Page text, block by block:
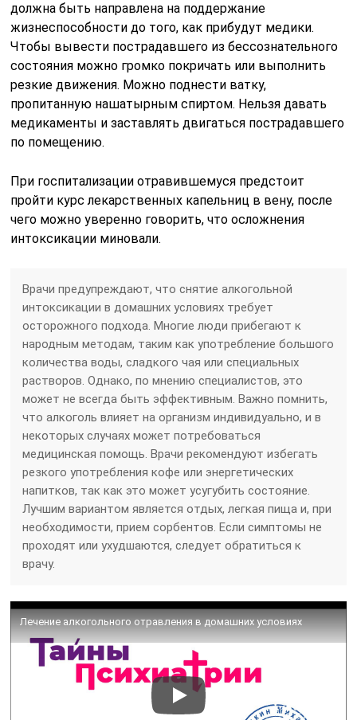
должна быть направлена на поддержание
жизнеспособности до того, как прибудут медики.
Чтобы вывести пострадавшего из бессознательного
состояния можно громко покричать или выполнить
резкие движения. Можно поднести ватку,
пропитанную нашатырным спиртом. Нельзя давать
медикаменты и заставлять двигаться пострадавшего
по помещению.
При госпитализации отравившемуся предстоит
пройти курс лекарственных капельниц в вену, после
чего можно уверенно говорить, что осложнения
интоксикации миновали.
Врачи предупреждают, что снятие алкогольной
интоксикации в домашних условиях требует
осторожного подхода. Многие люди прибегают к
народным методам, таким как употребление большого
количества воды, сладкого чая или специальных
растворов. Однако, по мнению специалистов, это
может не всегда быть эффективным. Важно помнить,
что алкоголь влияет на организм индивидуально, и в
некоторых случаях может потребоваться
медицинская помощь. Врачи рекомендуют избегать
резкого употребления кофе или энергетических
напитков, так как это может усугубить состояние.
Лучшим вариантом является отдых, легкая пища и, при
необходимости, прием сорбентов. Если симптомы не
проходят или ухудшаются, следует обратиться к
врачу.
Лечение алкогольного отравления в домашних условиях